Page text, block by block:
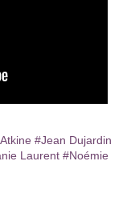
#Jean Dujardin
Laurent #Noémie